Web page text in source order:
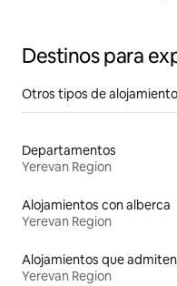
Destinos para
Otros tipos de
Departamentos
Yerevan Region
Alojamientos con alberca
Yerevan Region
Yerevan Region